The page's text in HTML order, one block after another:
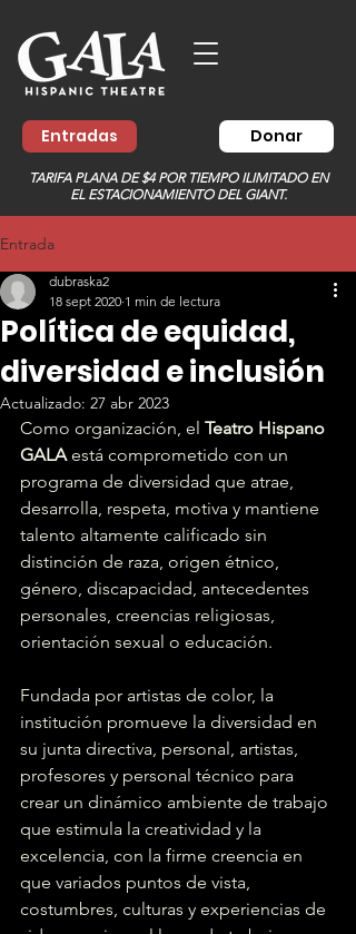
Entradas Donar
TARIFA PLANA DE $4 POR TIEMPO ILIMITADO EN
EL ESTACIONAMIENTO DEL GIANT.
Entrada
Política de equidad,
diversidad e inclusión
dubraska2
18 sept 2020 1 min de lectura
Actualizado: 27 abr 2023
Como organización, el Teatro Hispano
GALA está comprometido con un
programa de diversidad que atrae,
desarrolla, respeta, motiva y mantiene
talento altamente calificado sin
distinción de raza, origen étnico,
género, discapacidad, antecedentes
personales, creencias religiosas,
orientación sexual o educación.
Fundada por artistas de color, la
institución promueve la diversidad en
su junta directiva, personal, artistas,
profesores y personal técnico para
crear un dinámico ambiente de trabajo
que estimula la creatividad y la
excelencia, con la firme creencia en
que variados puntos de vista,
costumbres, culturas y experiencias de